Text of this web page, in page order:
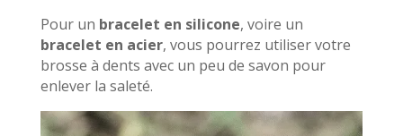
Pour un bracelet en silicone, voire un
bracelet en acier, vous pourrez utiliser votre
brosse à dents avec un peu de savon pour
enlever la saleté.